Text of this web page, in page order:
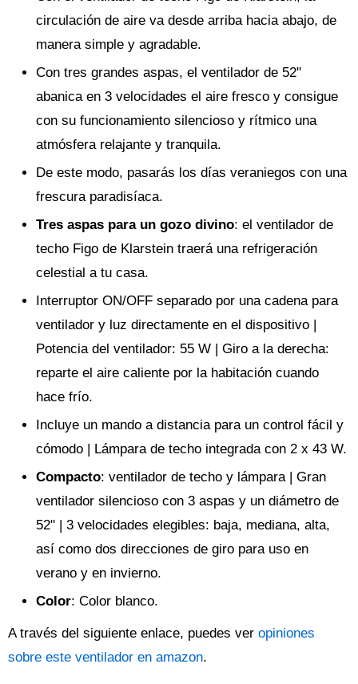
circulación de aire va desde arriba hacia abajo, de
manera simple y agradable.
Con tres grandes aspas, el ventilador de 52"
abanica en 3 velocidades el aire fresco y consigue
con su funcionamiento silencioso y rítmico una
atmósfera relajante y tranquila.
De este modo, pasarás los días veraniegos con una
frescura paradisíaca.
Tres aspas para un gozo divino: el ventilador de
techo Figo de Klarstein traerá una refrigeración
celestial a tu casa.
Interruptor ON/OFF separado por una cadena para
ventilador y luz directamente en el dispositivo |
Potencia del ventilador: 55 W | Giro a la derecha:
reparte el aire caliente por la habitación cuando
hace frío.
Incluye un mando a distancia para un control fácil y
cómodo | Lámpara de techo integrada con 2 x 43 W.
Compacto: ventilador de techo y lámpara | Gran
ventilador silencioso con 3 aspas y un diámetro de
52" | 3 velocidades elegibles: baja, mediana, alta,
así como dos direcciones de giro para uso en
verano y en invierno.
Color: Color blanco.
A través del siguiente enlace, puedes ver opiniones
sobre este ventilador en amazon.